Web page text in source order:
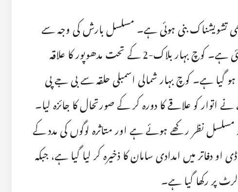
تشویشناک بنی ہوئی ہے۔ مسلسل بارش کی وجہ سے
تورسا ندی کی سطحِ آب بڑھ گئی ہے۔ کوچ بہار بلاک-2 کے تحت مدھوپور کا علاقہ
گیا ہے۔ کوچ بہار شمالی اسمبلی حلقہ سے بی جے پی
اتوار کو علاقے کا دورہ کر کے صورتحال کا جائزہ لیا۔
مسلسل نظر رکھے ہوئے ہے اور متاثرہ لوگوں کی مدد کے
دفاتر میں امدادی سامان کا ذخیرہ کر لیا گیا ہے، جبکہ
پر رکھا گیا ہے۔